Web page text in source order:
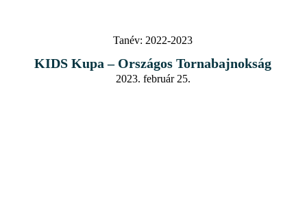
Tanév: 2022-2023
KIDS Kupa – Országos Tornabajnokság
2023. február 25.